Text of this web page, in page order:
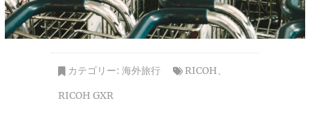
カテゴリー: 海外旅行 RICOH、
RICOH GXR